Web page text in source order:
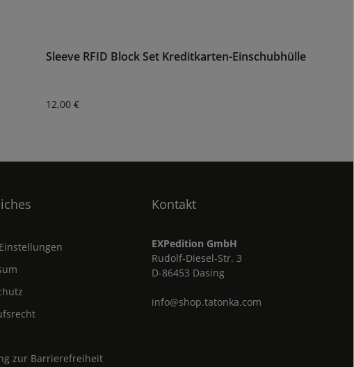
Sleeve RFID Block Set Kreditkarten-Einschubhülle
Regulärer Preis:
12,00 €
zur Barrierefreiheit
Kontakt
EXPedition GmbH
Rudolf-Diesel-Str. 3
D-86453 Dasing
info@shop.tatonka.com